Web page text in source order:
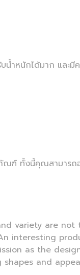
หนักได้มาก และมีค
ณฑ์ ทั้งนี้คุณสามารถ
variety are
interesting
as the
and